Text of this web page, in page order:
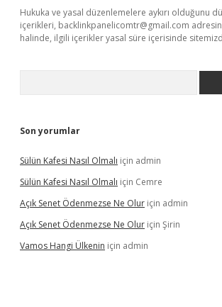
Hukuka ve yasal düzenlemelere aykırı olduğunu
içerikleri, backlinkpanelicomtr@gmail.com
halinde, ilgili içerikler yasal süre içerisinde
Son yorumlar
Sülün Kafesi Nasıl Olmalı için admin
Sülün Kafesi Nasıl Olmalı için Cemre
Açık Senet Ödenmezse Ne Olur için admin
Açık Senet Ödenmezse Ne Olur için Şirin
Vamos Hangi Ülkenin için admin